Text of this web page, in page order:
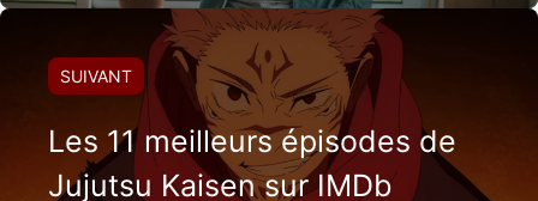
SUIVANT
Les 11 meilleurs épisodes de
Jujutsu Kaisen sur IMDb